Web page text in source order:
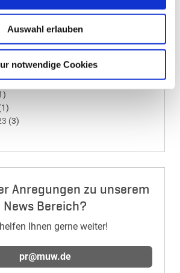
Auswahl erlauben
notwendige Cookies
(1)
(2)
(3)
Anregungen zu unserem
News Bereich?
Ihnen gerne weiter!
pr@muw.de